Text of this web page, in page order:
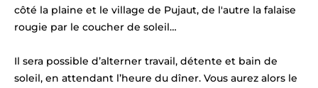
côté la plaine et le village de Pujaut, de l'autre la falaise
rougie par le coucher de soleil…
Il sera possible d’alterner travail, détente et bain de
soleil, en attendant l’heure du dîner. Vous aurez alors le